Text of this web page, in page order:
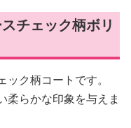
チェック柄ボリ
ク柄コートです。
柔らかな印象を与えま